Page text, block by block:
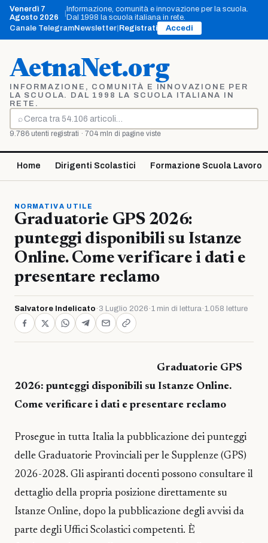
Vai
contenuto
Venerdì 7
Agosto 2026
Informazione, comunità e innovazione per la scuola.
Dal 1998 la scuola italiana in rete.
Canale TelegramNewsletter Registrati Accedi
AetnaNet.org
INFORMAZIONE, COMUNITÀ E INNOVAZIONE PER
LA SCUOLA. DAL 1998 LA SCUOLA ITALIANA IN
RETE.
⌕
Cerca
9.786 utenti registrati · 704 mln di pagine viste
Home Dirigenti Scolastici Formazione Scuola Lavoro
NORMATIVA UTILE
Graduatorie GPS 2026:
punteggi disponibili su Istanze
Online. Come verificare i dati e
presentare reclamo
Salvatore Indelicato · 3 Luglio 2026 ·1 min di lettura·1.058 letture
Graduatorie GPS
2026: punteggi disponibili su Istanze Online.
Come verificare i dati e presentare reclamo
Prosegue in tutta Italia la pubblicazione dei punteggi
delle Graduatorie Provinciali per le Supplenze (GPS)
2026-2028. Gli aspiranti docenti possono consultare il
dettaglio della propria posizione direttamente su
Istanze Online, dopo la pubblicazione degli avvisi da
parte degli Uffici Scolastici competenti. È